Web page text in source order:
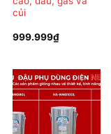
củi
999.999₫